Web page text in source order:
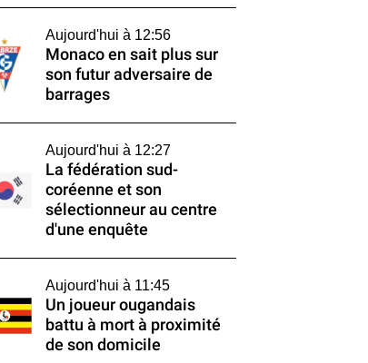
Aujourd'hui à 12:56
Monaco en sait plus sur
son futur adversaire de
barrages
Aujourd'hui à 12:27
La fédération sud-
coréenne et son
sélectionneur au centre
d'une enquête
Aujourd'hui à 11:45
Un joueur ougandais
battu à mort à proximité
de son domicile